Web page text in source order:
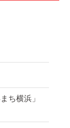
ち横浜」